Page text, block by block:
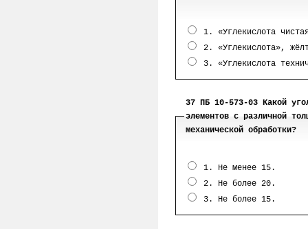
1. «Углекислота
2. «Углекислота»,
3. «Углекислота
37 ПБ 10-573-03 Какой
элементов с различной
механической обработки?
1. Не менее 15.
2. Не более 20.
3. Не более 15.